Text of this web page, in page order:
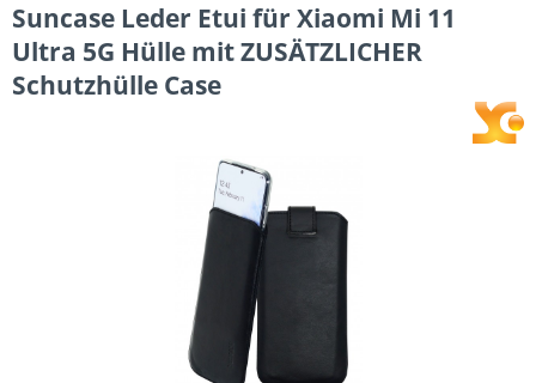
Suncase Leder Etui für Xiaomi Mi 11
Ultra 5G Hülle mit ZUSÄTZLICHER
Schutzhülle Case